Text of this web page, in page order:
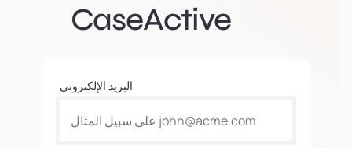
CaseActive
البريد الإلكتروني